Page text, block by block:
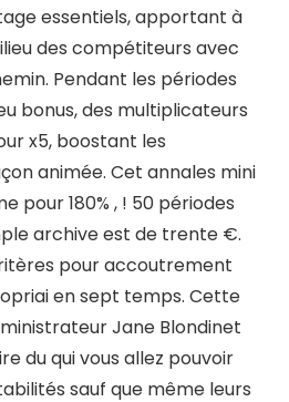
essentiels, apportant à
des compétiteurs avec
Pendant les périodes
bonus, des multiplicateurs
x5, boostant les
animée. Cet annales mini
pour 180% , ! 50 périodes
archive est de trente €.
pour accoutrement
en sept temps. Cette
Jane Blondinet
du qui vous allez pouvoir
sauf que même leurs